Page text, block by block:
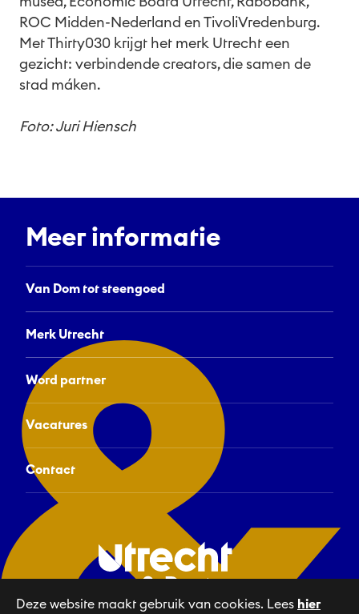
ROC Midden-Nederland en TivoliVredenburg.
Met Thirty030 krijgt het merk Utrecht een
gezicht: verbindende creators, die samen de
stad máken.
Foto: Juri Hiensch
Meer informatie
Van Dom tot steengoed
Merk Utrecht
Word partner
Vacatures
Contact
Deze website maakt gebruik van cookies. Lees hier